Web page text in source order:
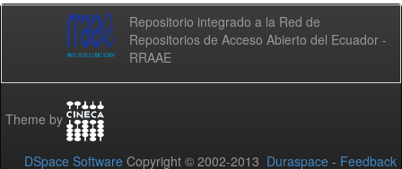
Repositorio integrado a la Red de
Repositorios de Acceso Abierto del Ecuador -
RRAAE
Theme by
DSpace Software Copyright © 2002-2013 Duraspace - Feedback